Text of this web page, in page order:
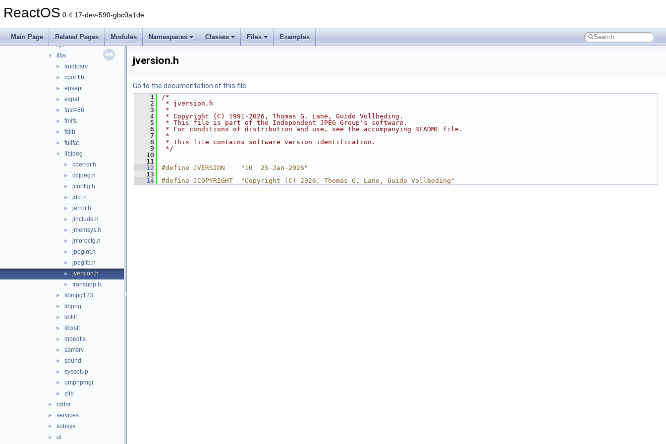
ReactOS 0.4.17-dev-590-gbc0a1de
Main Page Related Pages Modules Namespaces Classes Files Examples
► edk2
idl
► kjk
▼ libs
► audiosrv
► cportlib
► epsapi
► expat
► fast486
► fmifs
► fslib
► fullfat
▼ libjpeg
► cderror.h
► cdjpeg.h
► jconfig.h
► jdct.h
► jerror.h
► jinclude.h
► jmemsys.h
► jmorecfg.h
► jpegint.h
► jpeglib.h
► jversion.h
► transupp.h
► libmpg123
► libpng
► libtiff
► libxslt
► mbedtls
► samsrv
► sound
► syssetup
► umpnpmgr
► zlib
► rddm
► services
► subsys
► ui
jversion.h
Go to the documentation of this file.
    1
/*
    2
* jversion.h
    3
*
    4
* Copyright (C) 1991-2026, Thomas G. Lane, Guido Vollbeding.
    5
* This file is part of the Independent JPEG Group's software.
    6
* For conditions of distribution and use, see the accompanying README file.
    7
*
    8
* This file contains software version identification.
    9
*/
   10
   11
   12
#define JVERSION    "10  25-Jan-2026"
   13
   14
#define JCOPYRIGHT  "Copyright (C) 2026, Thomas G. Lane, Guido Vollbeding"